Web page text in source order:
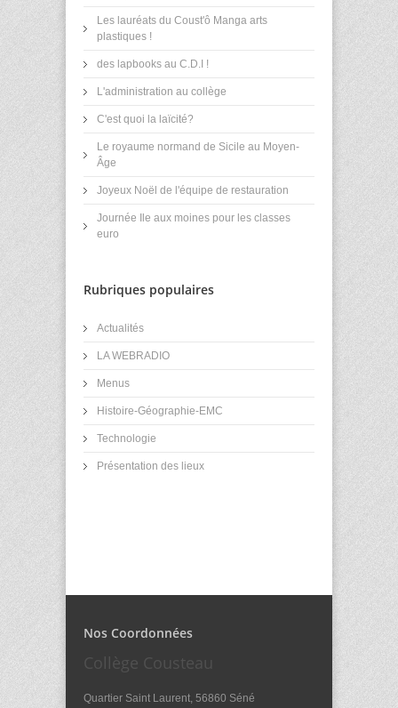
Les lauréats du Coust'ô Manga arts
plastiques !
des lapbooks au C.D.I !
L'administration au collège
C'est quoi la laïcité?
Le royaume normand de Sicile au Moyen-
Âge
Joyeux Noël de l'équipe de restauration
Journée Ile aux moines pour les classes
euro
Rubriques populaires
Actualités
LA WEBRADIO
Menus
Histoire-Géographie-EMC
Technologie
Présentation des lieux
Nos Coordonnées
Collège Cousteau
Quartier Saint Laurent, 56860 Séné